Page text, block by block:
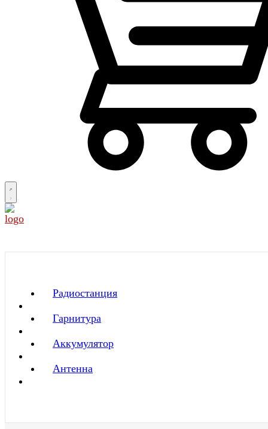
Радиостанция
Гарнитура
Аккумулятор
Антенна